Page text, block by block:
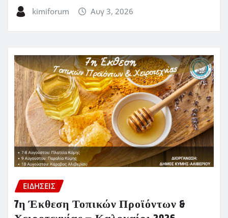
kimiforum Αυγ 3, 2026
ΕΙΔΗΣΕΙΣ
7η Έκθεση Τοπικών Προϊόντων &